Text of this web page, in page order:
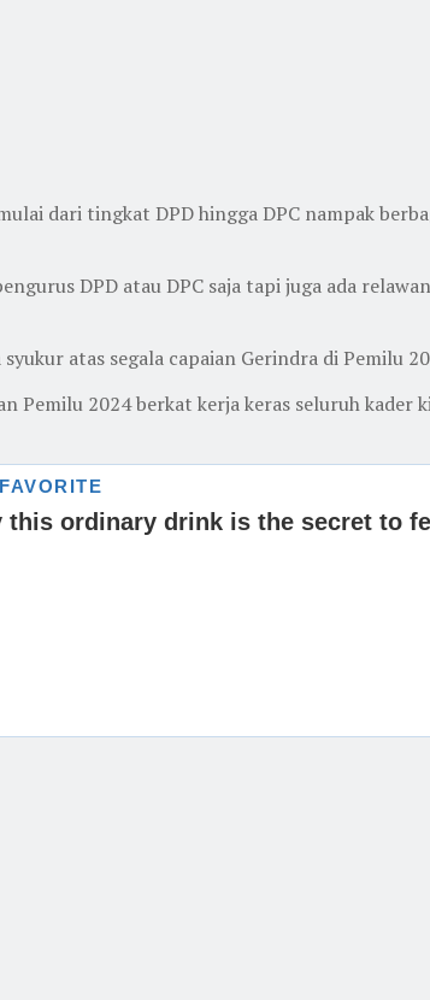
dari tingkat DPD hingga DPC nampak
DPD atau DPC saja tapi juga ada
atas segala capaian Gerindra di Pemilu
Pemilu 2024 berkat kerja keras seluruh kader